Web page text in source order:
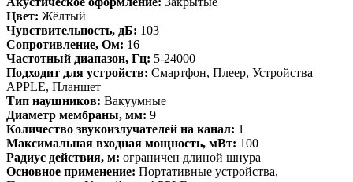
Цвет: Жёлтый
Чувствительность, дБ: 103
Сопротивление, Ом: 16
Частотный диапазон, Гц: 5-24000
Подходит для устройств: Смартфон, Плеер, Устройства
APPLE, Планшет
Тип наушников: Вакуумные
Диаметр мембраны, мм: 9
Количество звукоизлучателей на канал: 1
Максимальная входная мощность, мВт: 100
Радиус действия, м: ограничен длиной шнура
Основное применение: Портативные устройства,